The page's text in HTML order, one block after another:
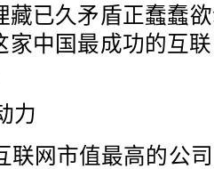
藏已久矛盾正蠢蠢
中国最成功的互
力
网市值最高的公司